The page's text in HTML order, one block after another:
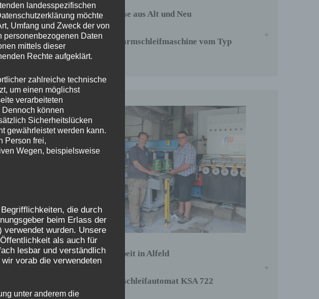
Typ
Symbiose aus Alt und Neu
Gelenkarmschleifmaschine vom Typ
Maßarbeit in Alfeld
Kantenschleifautomat KSA 722
landesspezifischen
möchte
Umfang und Zweck der von
personenbezogenen Daten
mittels dieser
Rechte aufgeklärt.
zahlreiche technische
um einen möglichst
verarbeiteten
können
Sicherheitslücken
gewährleistet werden kann.
Person frei,
Wegen, beispielsweise
die durch
beim Erlass der
verwendet wurden. Unsere
als auch für
lesbar und verständlich
vorab die verwendeten
unter anderem die